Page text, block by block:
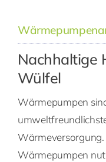
Nachhaltige
Wülfel
Wärmepumpen
Wärmepumpen